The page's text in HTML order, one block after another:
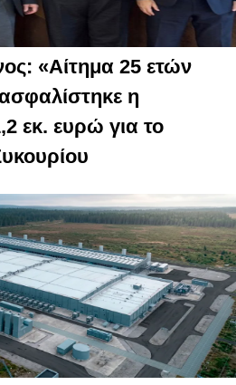
«Αίτημα 25 ετών
η
εκ. ευρώ για το